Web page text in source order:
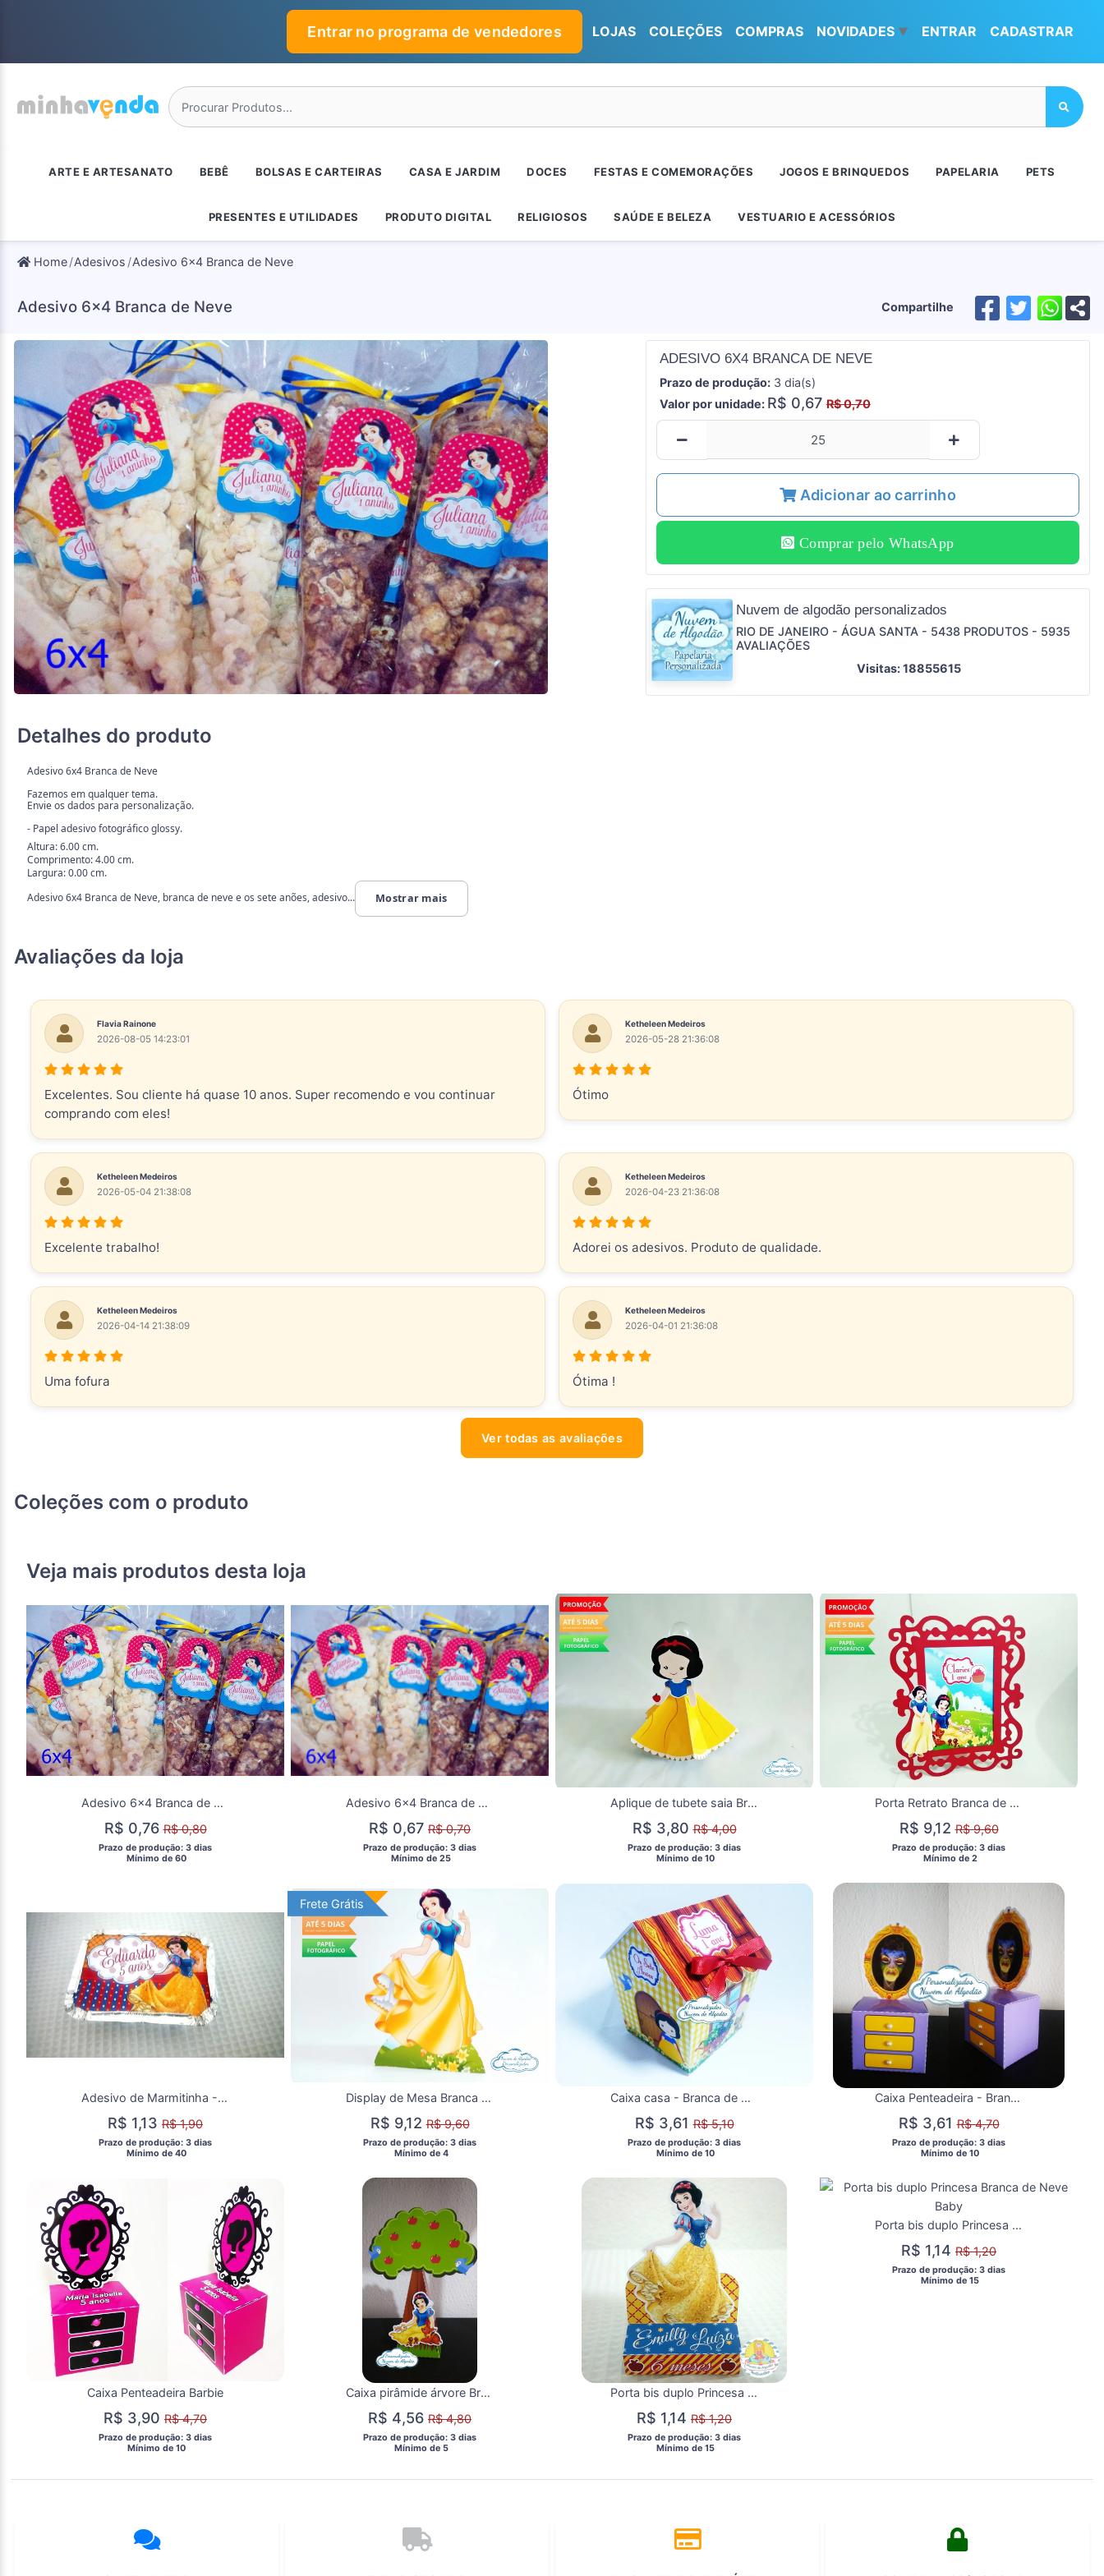
Entrar no programa de vendedores LOJAS COLEÇÕES COMPRAS NOVIDADES ▼ ENTRAR CADASTRAR
ARTE E ARTESANATO BEBÊ BOLSAS E CARTEIRAS CASA E JARDIM DOCES FESTAS E COMEMORAÇÕES JOGOS E BRINQUEDOS PAPELARIA PETS
PRESENTES E UTILIDADES PRODUTO DIGITAL RELIGIOSOS SAÚDE E BELEZA VESTUARIO E ACESSÓRIOS
Home Adesivos Adesivo 6x4 Branca de Neve
Adesivo 6x4 Branca de Neve Compartilhe
ADESIVO 6X4 BRANCA DE NEVE
Prazo de produção:3 dia(s)
Valor por unidade: R$ 0,67R$ 0,70
Adicionar ao carrinho
Comprar pelo WhatsApp
Nuvem de algodão personalizados
RIO DE JANEIRO - ÁGUA SANTA - 5438 PRODUTOS - 5935
AVALIAÇÕES
Visitas: 18855615
Detalhes do produto
Adesivo 6x4 Branca de Neve
Fazemos em qualquer tema.
Envie os dados para personalização.
- Papel adesivo fotográfico glossy.
Altura: 6.00 cm.
Comprimento: 4.00 cm.
Largura: 0.00 cm.
Adesivo 6x4 Branca de Neve, branca de neve e os sete anões, adesivo...
Mostrar mais
Avaliações da loja
Flavia Rainone
2026-08-05 14:23:01
Excelentes. Sou cliente há quase 10 anos. Super recomendo e vou continuar
comprando com eles!
Ketheleen Medeiros
2026-05-28 21:36:08
Ótimo
Ketheleen Medeiros
2026-05-04 21:38:08
Excelente trabalho!
Ketheleen Medeiros
2026-04-23 21:36:08
Adorei os adesivos. Produto de qualidade.
Ketheleen Medeiros
2026-04-14 21:38:09
Uma fofura
Ketheleen Medeiros
2026-04-01 21:36:08
Ótima !
Ver todas as avaliações
Coleções com o produto
Veja mais produtos desta loja
Adesivo 6x4 Branca de neve
R$ 0,76R$ 0,80
Prazo de produção: 3 dias
  Mínimo de 60
Adesivo 6x4 Branca de Neve
R$ 0,67 R$ 0,70
Prazo de produção: 3 dias
  Mínimo de 25
Aplique de tubete saia Branca de neve cute
R$ 3,80R$ 4,00
Prazo de produção: 3 dias
  Mínimo de 10
Porta Retrato Branca de neve e os sete anões
R$ 9,12R$ 9,60
Prazo de produção: 3 dias
  Mínimo de 2
Adesivo de Marmitinha - Branca de Neve
R$ 1,13 R$ 1,90
Prazo de produção: 3 dias
  Mínimo de 40
Frete Grátis
Frete Grátis
Display de Mesa Branca de Neve
R$ 9,12R$ 9,60
Prazo de produção: 3 dias
  Mínimo de 4
Caixa casa - Branca de Neve +TEMAS
R$ 3,61R$ 5,10
Prazo de produção: 3 dias
  Mínimo de 10
Caixa Penteadeira - Branca de Neve
R$ 3,61R$ 4,70
Prazo de produção: 3 dias
  Mínimo de 10
Caixa Penteadeira Barbie
R$ 3,90 R$ 4,70
Prazo de produção: 3 dias
  Mínimo de 10
Caixa pirâmide árvore Branca de neve
R$ 4,56 R$ 4,80
Prazo de produção: 3 dias
  Mínimo de 5
Porta bis duplo Princesa Branca de Neve
R$ 1,14 R$ 1,20
Prazo de produção: 3 dias
  Mínimo de 15
Porta bis duplo Princesa Branca de Neve Baby
R$ 1,14 R$ 1,20
Prazo de produção: 3 dias
  Mínimo de 15